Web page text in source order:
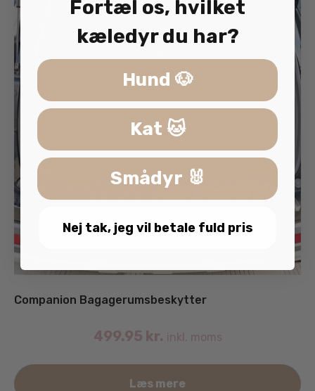
Companion Bagagerumsbeskytter
499.95 kr. inkl. moms
Læs mere
Fortæl os, hvilket
kæledyr du har?
Hund 🐶
Kat 🐱
Smådyr 🐰
Nej tak, jeg vil betale fuld pris